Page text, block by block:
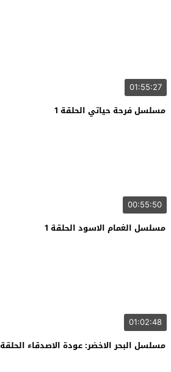
01:55:27
مسلسل فرحة حياتي الحلقة 1
00:55:50
مسلسل الغمام الاسود الحلقة 1
01:02:48
مسلسل البحر الاخضر: عودة الاصدقاء الحلقة 1